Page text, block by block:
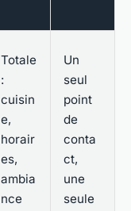
Totale
:
cuisin
e,
horair
es,
ambia
nce
Un
seul
point
de
conta
ct,
une
seule